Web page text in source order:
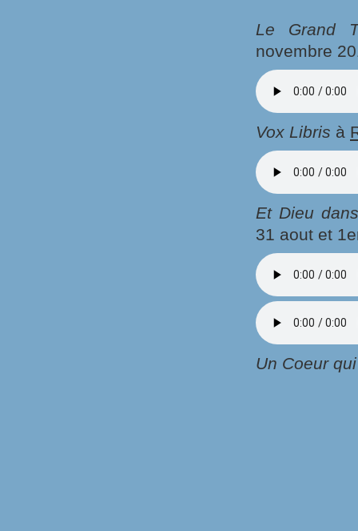
Le Grand
novembre
Vox Libris à
Et Dieu
31 aout et
Un Coeur